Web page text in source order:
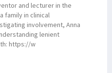
and lecturer in the
family in clinical
involvement, Anna
lenient
https://w